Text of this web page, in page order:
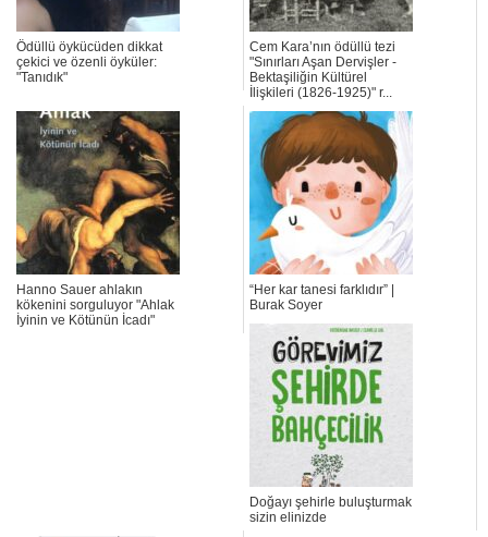
Ödüllü öykücüden dikkat
çekici ve özenli öyküler:
"Tanıdık"
Cem Kara’nın ödüllü tezi
"Sınırları Aşan Dervişler -
Bektaşiliğin Kültürel
İlişkileri (1826-1925)" r...
Hanno Sauer ahlakın
kökenini sorguluyor "Ahlak
İyinin ve Kötünün İcadı"
“Her kar tanesi farklıdır” |
Burak Soyer
Doğayı şehirle buluşturmak
sizin elinizde